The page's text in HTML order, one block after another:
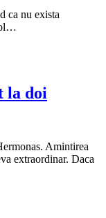
ca nu exista
la doi
Amintirea
extraordinar. Daca